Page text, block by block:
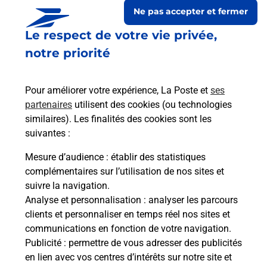
Le respect de votre vie privée,
notre priorité
Pour améliorer votre expérience, La Poste et ses
partenaires utilisent des cookies (ou technologies
similaires). Les finalités des cookies sont les
suivantes :
Mesure d’audience : établir des statistiques
complémentaires sur l’utilisation de nos sites et
suivre la navigation.
Analyse et personnalisation : analyser les parcours
clients et personnaliser en temps réel nos sites et
communications en fonction de votre navigation.
Publicité : permettre de vous adresser des publicités
en lien avec vos centres d’intérêts sur notre site et
Ne pas accepter et fermer
Collecte du courrier aujourd'hui à 08h30
21 Grande Rue
46260 Beauregard
Itinéraire
Le lien s'ouvre dans un nouvel onglet